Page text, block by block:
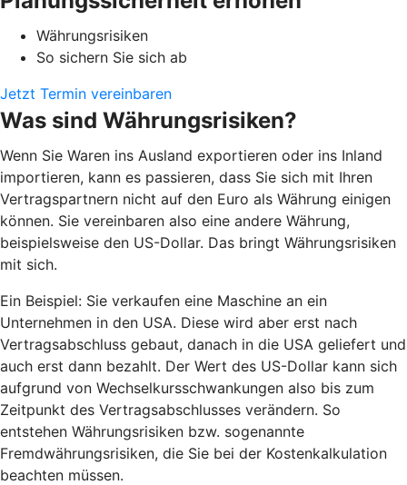
Währungsrisiken
So sichern Sie sich ab
Jetzt Termin vereinbaren
Was sind Währungsrisiken?
Wenn Sie Waren ins Ausland exportieren oder ins Inland
importieren, kann es passieren, dass Sie sich mit Ihren
Vertragspartnern nicht auf den Euro als Währung einigen
können. Sie vereinbaren also eine andere Währung,
beispielsweise den US-Dollar. Das bringt Währungsrisiken
mit sich.
Ein Beispiel: Sie verkaufen eine Maschine an ein
Unternehmen in den USA. Diese wird aber erst nach
Vertragsabschluss gebaut, danach in die USA geliefert und
auch erst dann bezahlt. Der Wert des US-Dollar kann sich
aufgrund von Wechselkursschwankungen also bis zum
Zeitpunkt des Vertragsabschlusses verändern. So
entstehen Währungsrisiken bzw. sogenannte
Fremdwährungsrisiken, die Sie bei der Kostenkalkulation
beachten müssen.